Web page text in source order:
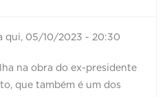
qui, 05/10/2023 - 20:30
na obra do ex-presidente
que também é um dos